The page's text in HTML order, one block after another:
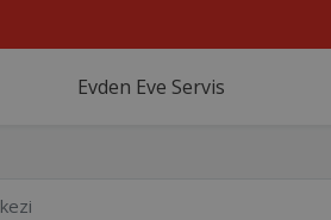
Evden Eve Servis